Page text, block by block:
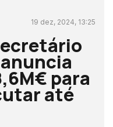
19 dez, 2024, 13:25
para
até